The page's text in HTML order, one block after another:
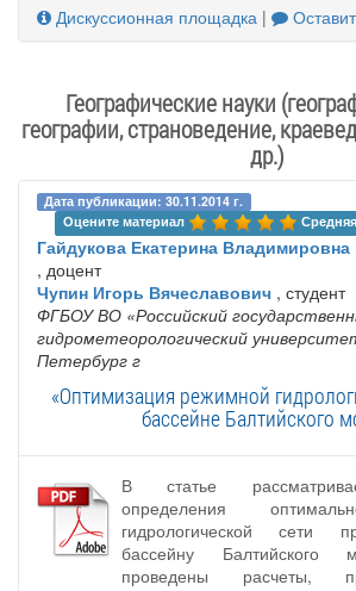
Дискуссионная площадка |
Географические науки
географии, страноведение,
др.)
Дата публикации: 30.11.2014 г.
Оцените материал
Гайдукова Екатерина Владимировна
, доцент
Чупин Игорь Вячеславович , студент
ФГБОУ ВО «Российский
гидрометеорологический
Петербург г
«Оптимизация режимной
бассейне Балтийского
В статье
определения
гидрологической сети
бассейну Балтийского
проведены расчеты,